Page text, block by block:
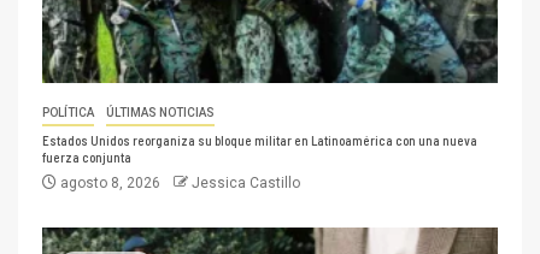
POLÍTICA ÚLTIMAS NOTICIAS
Estados Unidos reorganiza su bloque militar en Latinoamérica con una nueva
fuerza conjunta
agosto 8, 2026 Jessica Castillo